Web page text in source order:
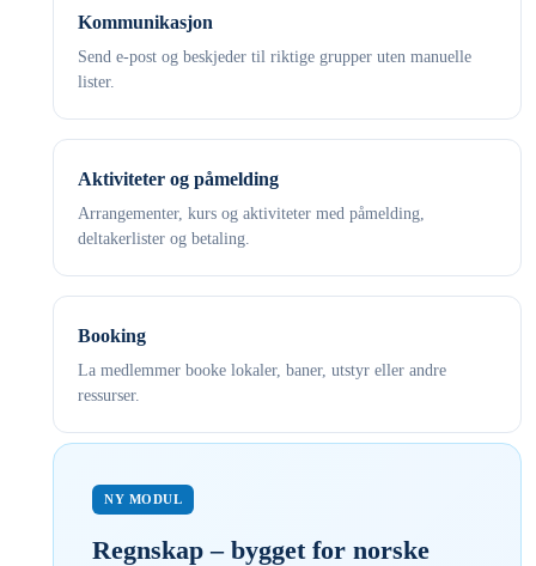
Kommunikasjon
Send e-post og beskjeder til riktige grupper uten manuelle
lister.
Aktiviteter og påmelding
Arrangementer, kurs og aktiviteter med påmelding,
deltakerlister og betaling.
Booking
La medlemmer booke lokaler, baner, utstyr eller andre
ressurser.
NY MODUL
Regnskap – bygget for norske